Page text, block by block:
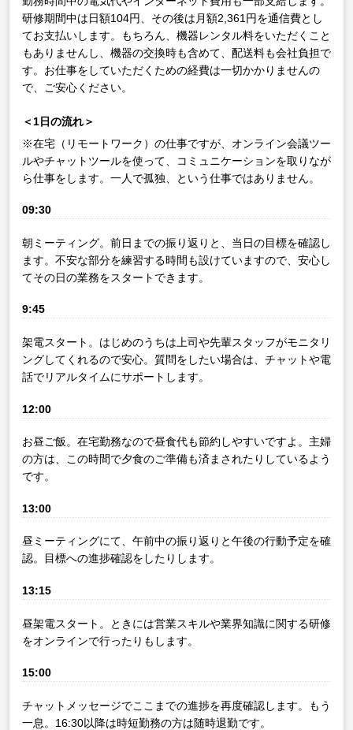
研修期間中は日額104円、その後は月額2,361円を通信費とし
てお支払いします。もちろん、機器レンタル料をいただくこと
もありませんし、機器の交換時も含めて、配送料も会社負担で
す。お仕事をしていただくための経費は一切かかりませんの
で、ご安心ください。
＜1日の流れ＞
※在宅（リモートワーク）の仕事ですが、オンライン会議ツー
ルやチャットツールを使って、コミュニケーションを取りなが
ら仕事をします。一人で孤独、という仕事ではありません。
09:30
朝ミーティング。前日までの振り返りと、当日の目標を確認し
ます。不安な部分を練習する時間も設けていますので、安心し
てその日の業務をスタートできます。
9:45
架電スタート。はじめのうちは上司や先輩スタッフがモニタリ
ングしてくれるので安心。質問をしたい場合は、チャットや電
話でリアルタイムにサポートします。
12:00
お昼ご飯。在宅勤務なので昼食代も節約しやすいですよ。主婦
の方は、この時間で夕食のご準備も済まされたりしているよう
です。
13:00
昼ミーティングにて、午前中の振り返りと午後の行動予定を確
認。目標への進捗確認をしたりします。
13:15
昼架電スタート。ときには営業スキルや業界知識に関する研修
をオンラインで行ったりもします。
15:00
チャットメッセージでここまでの進捗を再度確認します。もう
一息。16:30以降は時短勤務の方は随時退勤です。